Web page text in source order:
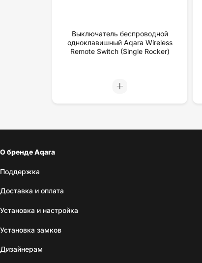
Выключатель беспроводной
одноклавишный Aqara Wireless
Remote Switch (Single Rocker)
О бренде Aqara
Поддержка
Доставка и оплата
Установка и настройка
Установка замков
Дизайнерам